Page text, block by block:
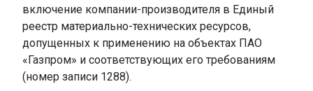
включение компании-производителя в Единый
реестр материально-технических ресурсов,
допущенных к применению на объектах ПАО
«Газпром» и соответствующих его требованиям
(номер записи 1288).